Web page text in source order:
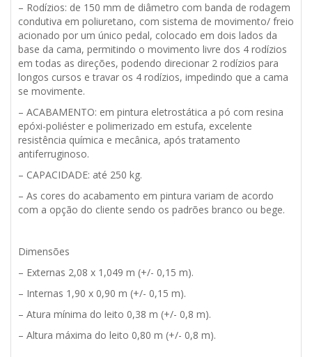
– Rodízios: de 150 mm de diâmetro com banda de rodagem
condutiva em poliuretano, com sistema de movimento/ freio
acionado por um único pedal, colocado em dois lados da
base da cama, permitindo o movimento livre dos 4 rodízios
em todas as direções, podendo direcionar 2 rodízios para
longos cursos e travar os 4 rodízios, impedindo que a cama
se movimente.
– ACABAMENTO: em pintura eletrostática a pó com resina
epóxi-poliéster e polimerizado em estufa, excelente
resistência química e mecânica, após tratamento
antiferruginoso.
– CAPACIDADE: até 250 kg.
– As cores do acabamento em pintura variam de acordo
com a opção do cliente sendo os padrões branco ou bege.
Dimensões
– Externas 2,08 x 1,049 m (+/- 0,15 m).
– Internas 1,90 x 0,90 m (+/- 0,15 m).
– Atura mínima do leito 0,38 m (+/- 0,8 m).
– Altura máxima do leito 0,80 m (+/- 0,8 m).